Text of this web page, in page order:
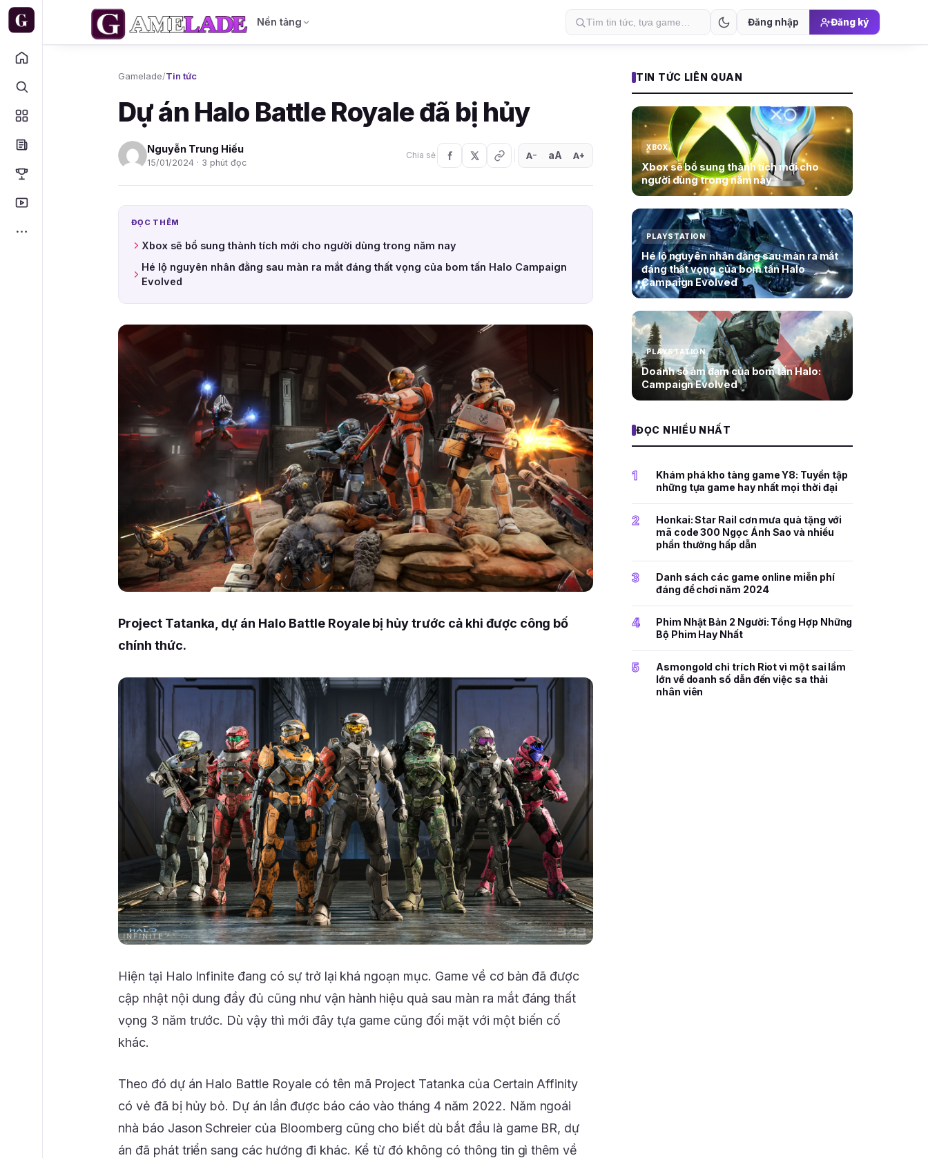
Nền tảng Đăng nhập Đăng ký
Gamelade/Tin tức
Dự án Halo Battle Royale đã bị hủy
Nguyễn Trung Hiếu
15/01/2024 · 3 phút đọc
Chia sẻ A− aA A+
ĐỌC THÊM
Xbox sẽ bổ sung thành tích mới cho người dùng trong năm nay
Hé lộ nguyên nhân đằng sau màn ra mắt đáng thất vọng của bom tấn Halo Campaign
Evolved
Project Tatanka, dự án Halo Battle Royale bị hủy trước cả khi được công bố
chính thức.
Hiện tại Halo Infinite đang có sự trở lại khá ngoạn mục. Game về cơ bản đã được
cập nhật nội dung đầy đủ cũng như vận hành hiệu quả sau màn ra mắt đáng thất
vọng 3 năm trước. Dù vậy thì mới đây tựa game cũng đối mặt với một biến cố
khác.
Theo đó dự án Halo Battle Royale có tên mã Project Tatanka của Certain Affinity
có vẻ đã bị hủy bỏ. Dự án lần được báo cáo vào tháng 4 năm 2022. Năm ngoái
nhà báo Jason Schreier của Bloomberg cũng cho biết dù bắt đầu là game BR, dự
án đã phát triển sang các hướng đi khác. Kể từ đó không có thông tin gì thêm về
TIN TỨC LIÊN QUAN
XBOX
Xbox sẽ bổ sung thành tích mới cho
người dùng trong năm nay
PLAYSTATION
Hé lộ nguyên nhân đằng sau màn ra mắt
đáng thất vọng của bom tấn Halo
Campaign Evolved
PLAYSTATION
Doanh số ảm đạm của bom tấn Halo:
Campaign Evolved
ĐỌC NHIỀU NHẤT
1
Khám phá kho tàng game Y8: Tuyển tập
những tựa game hay nhất mọi thời đại
2
Honkai: Star Rail cơn mưa quà tặng với
mã code 300 Ngọc Ánh Sao và nhiều
phần thưởng hấp dẫn
3
Danh sách các game online miễn phí
đáng để chơi năm 2024
4
Phim Nhật Bản 2 Người: Tổng Hợp Những
Bộ Phim Hay Nhất
5
Asmongold chỉ trích Riot vì một sai lầm
lớn về doanh số dẫn đến việc sa thải
nhân viên